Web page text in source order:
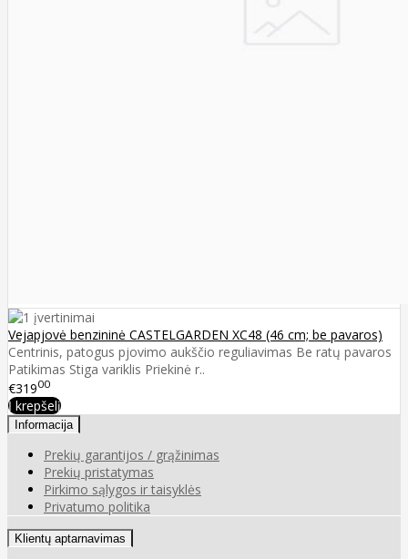
Vejapjovė benzininė CASTELGARDEN XC48 (46 cm; be pavaros)
Centrinis, patogus pjovimo aukščio reguliavimas Be ratų pavaros
Patikimas Stiga variklis Priekinė r..
€31900
Į krepšelį
Informacija
Prekių garantijos / grąžinimas
Prekių pristatymas
Pirkimo sąlygos ir taisyklės
Privatumo politika
Klientų aptarnavimas